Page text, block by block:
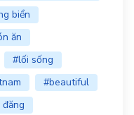
biển
ăn
#lối sống
#beautiful
đăng